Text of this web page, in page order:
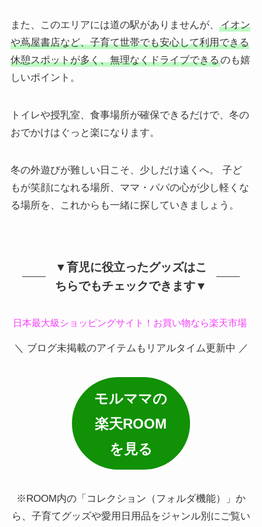
また、このエリアには道の駅がありませんが、
イオン
や蔦屋書店など、子育て世帯でも安心して利用できる
休憩スポットが多く、無理なくドライブできるのも嬉
しいポイント。
トイレや授乳室、食事場所が確保できるだけで、冬の
おでかけはぐっと楽になります。
冬の外遊びが難しい日こそ、少しだけ遠くへ。 子ど
もが笑顔になれる場所、ママ・パパの心が少し軽くな
る場所を、これからも一緒に探していきましょう。
▼育児に役立ったグッズはこ
ちらでもチェックできます▼
日本最大級ショッピングサイト！お買い物なら楽天市場
＼ ブログ未掲載のアイテムもリアルタイム更新中 ／
モルママの
楽天ROOM
を見る
※ROOM内の「コレクション（フォルダ機能）」か
ら、子育てグッズや愛用日用品をジャンル別にご覧い